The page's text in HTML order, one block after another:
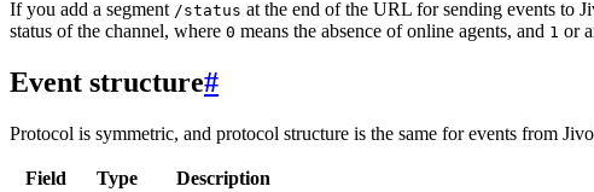
If you add a segment /status at the end of the URL for sending events to
status of the channel, where 0 means the absence of online agents, and 1 or
Event structure#
Protocol is symmetric, and protocol structure is the same for events from
Field Type
Description